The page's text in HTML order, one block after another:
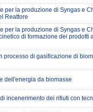
per la produzione di Syngas e
Reattore
per la produzione di Syngas e
di formazione dei prodotti
processo di gasificazione di
dell'energia da biomasse
incenerimento dei rifiuti con